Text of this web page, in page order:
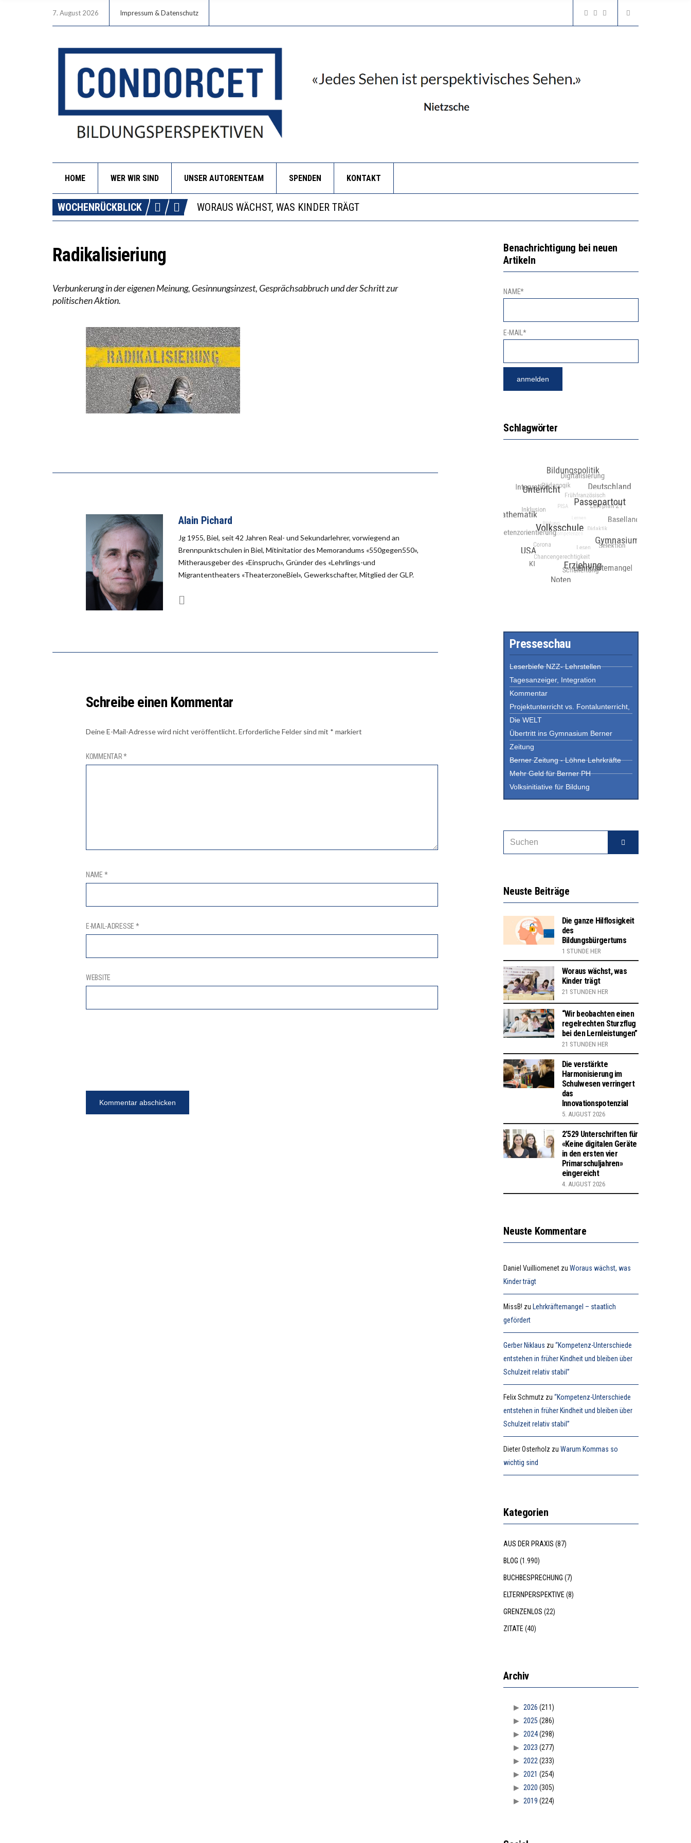
7. August 2026 Impressum & Datenschutz
HOME WER WIR SIND UNSER AUTORENTEAM SPENDEN KONTAKT
WOCHENRÜCKBLICK
DIE GANZE HILFLOSIGKEIT DES BILDUNGSBÜRGERTUMS
WORAUS WÄCHST, WAS KINDER TRÄGT
“WIR BEOBACHTEN EINEN REGELRECHTEN STURZFLUG BEI DEN LERNLEISTUNGEN”
Radikalisieriung
Verbunkerung in der eigenen Meinung, Gesinnungsinzest, Gesprächsabbruch und der Schritt zur
politischen Aktion.
Alain Pichard
Jg 1955, Biel, seit 42 Jahren Real- und Sekundarlehrer, vorwiegend an
Brennpunktschulen in Biel, Mitinitatior des Memorandums «550gegen550»,
Mitherausgeber des «Einspruch», Gründer des «Lehrlings-und
Migrantentheaters «TheaterzoneBiel», Gewerkschafter, Mitglied der GLP.
Schreibe einen Kommentar
Deine E-Mail-Adresse wird nicht veröffentlicht.Erforderliche Felder sind mit * markiert
KOMMENTAR*
NAME *
E-MAIL-ADRESSE *
WEBSITE
Benachrichtigung bei neuen
Artikeln
NAME*
E-MAIL*
Schlagwörter
Presseschau
Leserbiefe NZZ- Lehrstellen
Tagesanzeiger, Integration
Kommentar
Projektunterricht vs. Fontalunterricht,
Die WELT
Übertritt ins Gymnasium Berner
Zeitung
Berner Zeitung - Löhne Lehrkräfte
Mehr Geld für Berner PH
Volksinitiative für Bildung
Neuste Beiträge
Die ganze Hilflosigkeit
des
Bildungsbürgertums
1 STUNDE HER
Woraus wächst, was
Kinder trägt
21 STUNDEN HER
“Wir beobachten einen
regelrechten Sturzflug
bei den Lernleistungen”
21 STUNDEN HER
Die verstärkte
Harmonisierung im
Schulwesen verringert
das
Innovationspotenzial
5. AUGUST 2026
2’529 Unterschriften für
«Keine digitalen Geräte
in den ersten vier
Primarschuljahren»
eingereicht
4. AUGUST 2026
Neuste Kommentare
Daniel Vuilliomenet zuWoraus wächst, was
Kinder trägt
MissB! zu Lehrkräftemangel – staatlich
gefördert
Gerber Niklaus zu“Kompetenz-Unterschiede
entstehen in früher Kindheit und bleiben über
Schulzeit relativ stabil”
Felix Schmutz zu“Kompetenz-Unterschiede
entstehen in früher Kindheit und bleiben über
Schulzeit relativ stabil”
Dieter Osterholz zuWarum Kommas so
wichtig sind
Kategorien
AUS DER PRAXIS (87)
BLOG (1.990)
BUCHBESPRECHUNG (7)
ELTERNPERSPEKTIVE(8)
GRENZENLOS (22)
ZITATE(40)
Archiv
2026 (211)
2025 (286)
2024(298)
2023 (277)
2022(233)
2021 (254)
2020 (305)
2019 (224)